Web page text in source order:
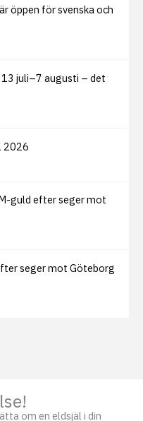
öppen för svenska och
juli–7 augusti – det
2026
guld efter seger mot
seger mot Göteborg
om en eldsjäl i din